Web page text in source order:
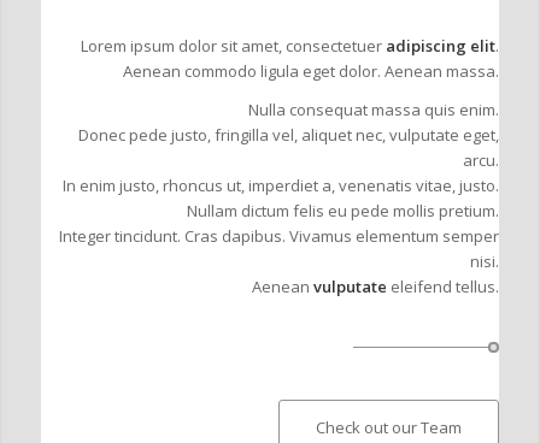
Lorem ipsum dolor sit amet, consectetuer adipiscing elit.
Aenean commodo ligula eget dolor. Aenean massa.
Nulla consequat massa quis enim.
Donec pede justo, fringilla vel, aliquet nec, vulputate eget,
arcu.
In enim justo, rhoncus ut, imperdiet a, venenatis vitae, justo.
Nullam dictum felis eu pede mollis pretium.
Integer tincidunt. Cras dapibus. Vivamus elementum semper
nisi.
Aeneanvulputate eleifend tellus.
Check out our Team